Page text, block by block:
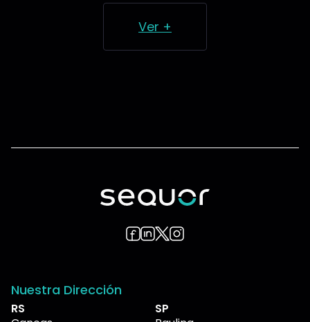
Ver +
Nuestra Dirección
RS
SP